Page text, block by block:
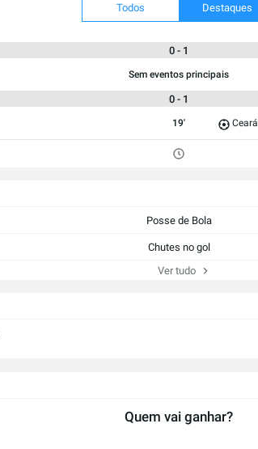
Todos Destaques
0 - 1
Sem eventos principais
0 - 1
19' Ceará
Posse de Bola
Chutes no gol
Ver tudo
Quem vai ganhar?